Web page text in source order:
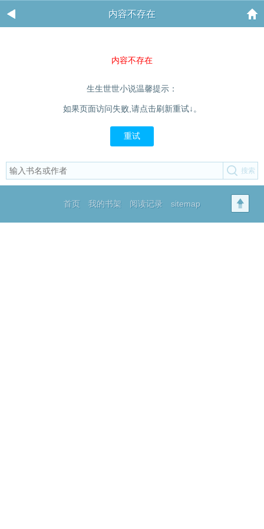
内容不存在
内容不存在
生生世世小说温馨提示：
如果页面访问失败,请点击刷新重试↓。
重试
首页 我的书架 阅读记录 sitemap